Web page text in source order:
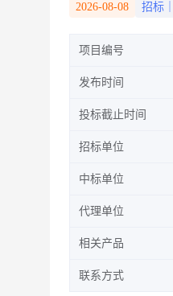
2026-08-08 招标
项目编号
发布时间
投标截止时间
招标单位
中标单位
代理单位
相关产品
联系方式